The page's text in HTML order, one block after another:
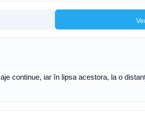
continue, iar în lipsa acestora, la o